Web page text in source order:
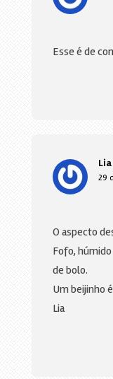
Esse é de
29
O aspecto
Fofo,
de bolo.
Um beijinho
Lia